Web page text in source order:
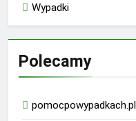
Wypadki
Polecamy
pomocpowypadkach.pl